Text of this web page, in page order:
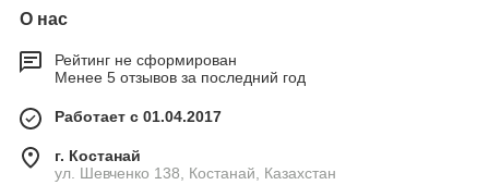
О нас
Рейтинг не сформирован
Менее 5 отзывов за последний год
Работает с 01.04.2017
г. Костанай
ул. Шевченко 138, Костанай, Казахстан